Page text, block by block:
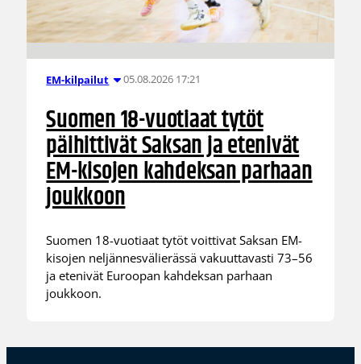
EM-kilpailut 05.08.2026 17:21
Suomen 18-vuotiaat tytöt
päihittivät Saksan ja etenivät
EM-kisojen kahdeksan parhaan
joukkoon
Suomen 18-vuotiaat tytöt voittivat Saksan EM-
kisojen neljännesvälierässä vakuuttavasti 73–56
ja etenivät Euroopan kahdeksan parhaan
joukkoon.